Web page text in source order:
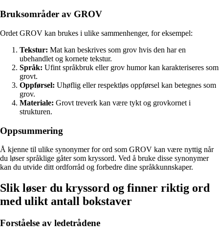
Bruksområder av GROV
Ordet GROV kan brukes i ulike sammenhenger, for eksempel:
Tekstur: Mat kan beskrives som grov hvis den har en
ubehandlet og kornete tekstur.
Språk: Ufint språkbruk eller grov humor kan karakteriseres som
grovt.
Oppførsel: Uhøflig eller respektløs oppførsel kan betegnes som
grov.
Materiale: Grovt treverk kan være tykt og grovkornet i
strukturen.
Oppsummering
Å kjenne til ulike synonymer for ord som GROV kan være nyttig når
du løser språklige gåter som kryssord. Ved å bruke disse synonymer
kan du utvide ditt ordforråd og forbedre dine språkkunnskaper.
Slik løser du kryssord og finner riktig ord
med ulikt antall bokstaver
Forståelse av ledetrådene